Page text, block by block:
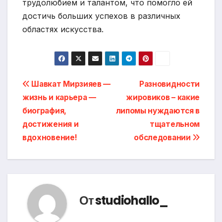
трудолюбием и талантом, что помогло ей
достичь больших успехов в различных
областях искусства.
Навигация
по
записям
Разновидности
жировиков – какие
липомы нуждаются в
тщательном
обследовании
Шавкат Мирзияев —
жизнь и карьера —
биография,
достижения и
вдохновение!
Отstudiohallo_